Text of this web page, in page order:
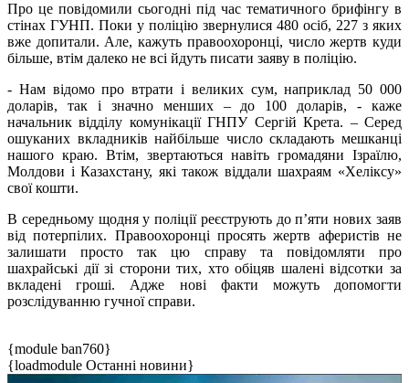
Про це повідомили сьогодні під час тематичного брифінгу в
стінах ГУНП. Поки у поліцію звернулися 480 осіб, 227 з яких
вже допитали. Але, кажуть правоохоронці, число жертв куди
більше, втім далеко не всі йдуть писати заяву в поліцію.
- Нам відомо про втрати і великих сум, наприклад 50 000
доларів, так і значно менших – до 100 доларів, - каже
начальник відділу комунікації ГНПУ Сергій Крета. – Серед
ошуканих вкладників найбільше число складають мешканці
нашого краю. Втім, звертаються навіть громадяни Ізраїлю,
Молдови і Казахстану, які також віддали шахраям «Хеліксу»
свої кошти.
В середньому щодня у поліції реєструють до п’яти нових заяв
від потерпілих. Правоохоронці просять жертв аферистів не
залишати просто так цю справу та повідомляти про
шахрайські дії зі сторони тих, хто обіцяв шалені відсотки за
вкладені гроші. Адже нові факти можуть допомогти
розслідуванню гучної справи.
{module ban760}
{loadmodule Останні новини}